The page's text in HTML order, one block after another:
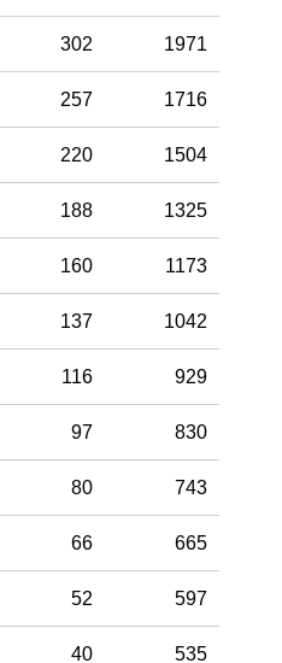
302 1971
257 1716
220 1504
188 1325
160 1173
137 1042
116 929
97 830
80 743
66 665
52 597
40 535